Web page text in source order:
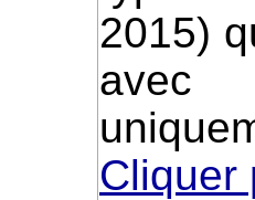
2015)
avec
Cliquer